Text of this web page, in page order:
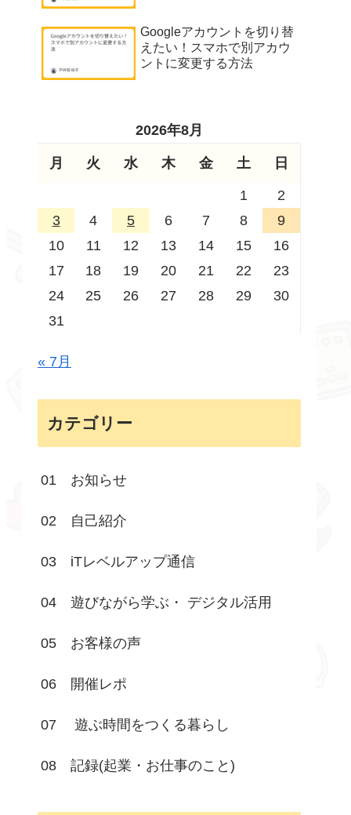
Googleアカウントを切り替
えたい！スマホで別アカウ
ントに変更する方法
2026年8月
月 火 水 木 金 土 日
1
2
3
4 5 6 7 8
9
10
11 12 13 14 15
16
17
18 19 20 21 22
23
24
25 26 27 28 29
30
31
« 7月
カテゴリー
01 お知らせ
02 自己紹介
03 iTレベルアップ通信
04 遊びながら学ぶ・ デジタル活用
05 お客様の声
06 開催レポ
07 遊ぶ時間をつくる暮らし
08 記録(起業・お仕事のこと)